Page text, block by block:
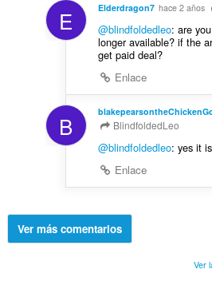
E Elderdragon7 hace 2 años
@blindfoldedleo: are
longer available? if the
get paid deal?
Enlace
B BlindfoldedLeo
@blindfoldedleo: yes it is
Enlace
Ver más comentarios
Ver